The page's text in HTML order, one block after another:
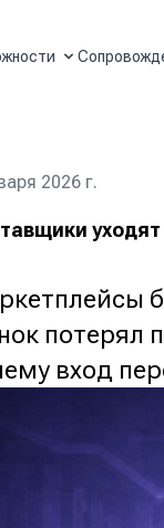
2026 г.
потерял
вход